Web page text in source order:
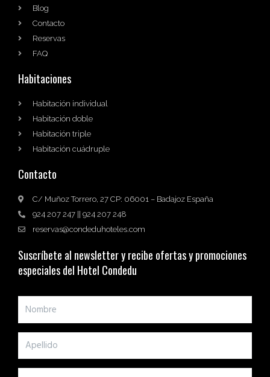
Blog
Contacto
Reservas
FAQ
Habitaciones
Habitación individual
Habitación doble
Habitación triple
Habitación cuádruple
Contacto
C/ Muñoz Torrero, 27 CP: 06001 – Badajoz España
924 207 247 || 924 207 248
reservas@condeduhoteles.com
Suscríbete al newsletter y recibe ofertas y promociones
especiales del Hotel Condedu